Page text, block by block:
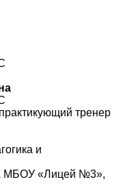
тренер
и
МБОУ «Лицей №3»,